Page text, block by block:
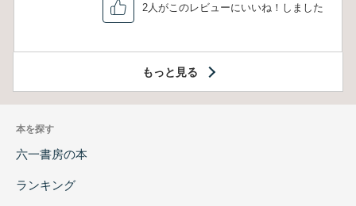
2人がこのレビューにいいね！しました
もっと見る
本を探す
六一書房の本
ランキング